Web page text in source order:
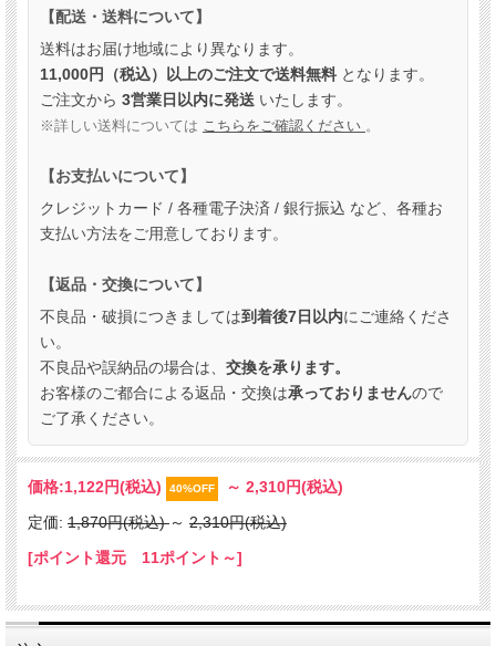
【配送・送料について】
送料はお届け地域により異なります。
11,000円（税込）以上のご注文で送料無料 となります。
ご注文から 3営業日以内に発送 いたします。
※詳しい送料については こちらをご確認ください 。
【お支払いについて】
クレジットカード / 各種電子決済 / 銀行振込 など、 各種お
支払い方法をご用意しております。
【返品・交換について】
不良品・破損につきましては到着後7日以内にご連絡くださ
い。
不良品や誤納品の場合は、 交換を承ります。
お客様のご都合による返品・交換は承っておりませんので
ご了承ください。
価格:1,122円(税込) 40%OFF ～ 2,310円(税込)
定価: 1,870円(税込)～ 2,310円(税込)
[ポイント還元 11ポイント～]